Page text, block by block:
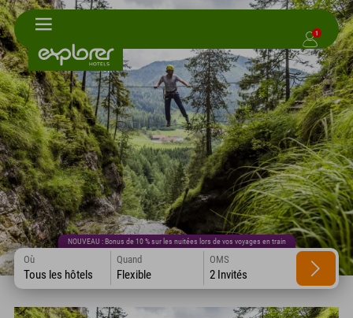
1
NOUVEAU : Bonus de 10 % sur les nuitées lors de vos voyages en train
Où
Tous les hôtels
Quand
Flexible
OMS
2 Invités